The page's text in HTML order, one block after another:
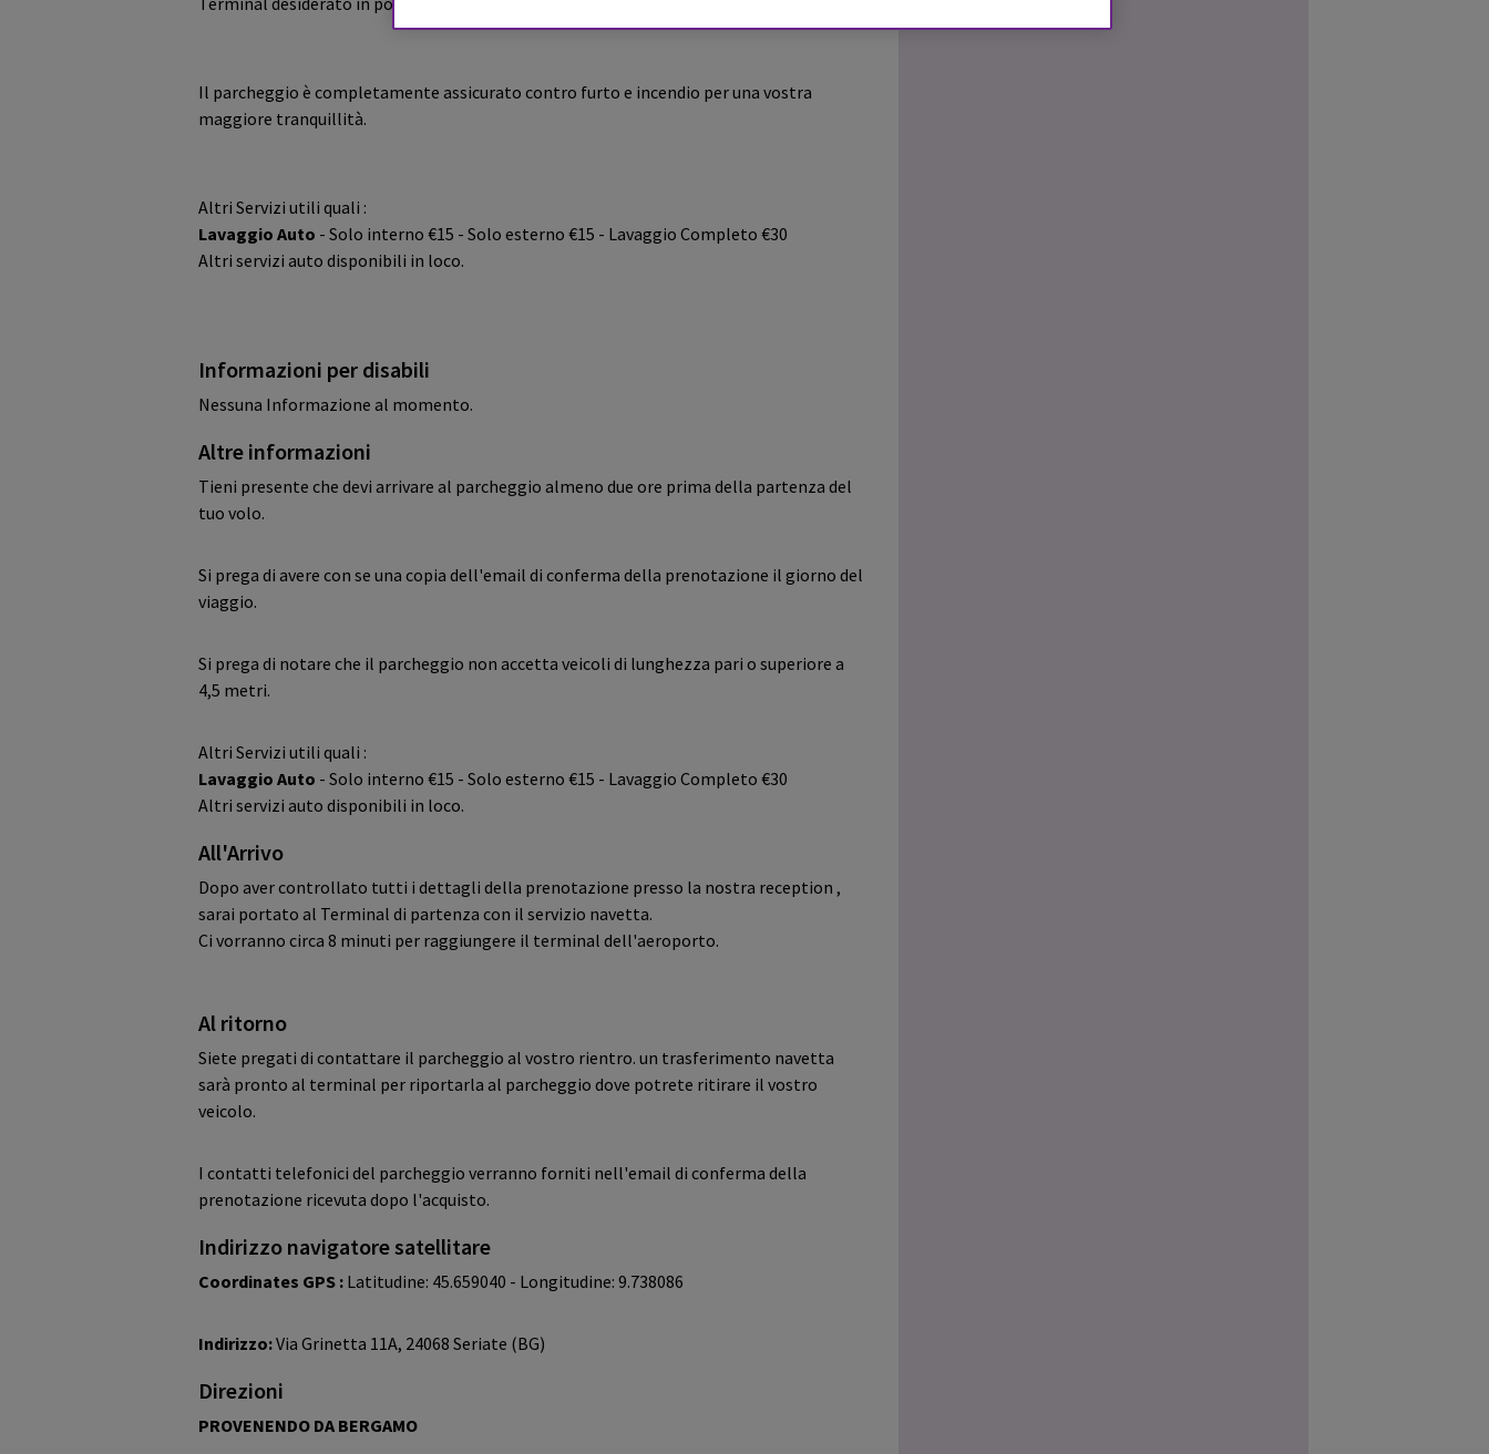
Il parcheggio è completamente assicurato contro furto e incendio per una vostra
maggiore tranquillità.
Altri Servizi utili quali :
Lavaggio Auto - Solo interno €15 - Solo esterno €15 - Lavaggio Completo €30
Altri servizi auto disponibili in loco.
Informazioni per disabili
Nessuna Informazione al momento.
Altre informazioni
Tieni presente che devi arrivare al parcheggio almeno due ore prima della partenza del
tuo volo.
Si prega di avere con se una copia dell'email di conferma della prenotazione il giorno del
viaggio.
Si prega di notare che il parcheggio non accetta veicoli di lunghezza pari o superiore a
4,5 metri.
Altri Servizi utili quali :
Lavaggio Auto - Solo interno €15 - Solo esterno €15 - Lavaggio Completo €30
Altri servizi auto disponibili in loco.
All'Arrivo
Dopo aver controllato tutti i dettagli della prenotazione presso la nostra reception ,
sarai portato al Terminal di partenza con il servizio navetta.
Ci vorranno circa 8 minuti per raggiungere il terminal dell'aeroporto.
Al ritorno
Siete pregati di contattare il parcheggio al vostro rientro. un trasferimento navetta
sarà pronto al terminal per riportarla al parcheggio dove potrete ritirare il vostro
veicolo.
I contatti telefonici del parcheggio verranno forniti nell'email di conferma della
prenotazione ricevuta dopo l'acquisto.
Indirizzo navigatore satellitare
Coordinates GPS : Latitudine: 45.659040 - Longitudine: 9.738086
Indirizzo:Via Grinetta 11A, 24068 Seriate (BG)
Direzioni
PROVENENDO DA BERGAMO